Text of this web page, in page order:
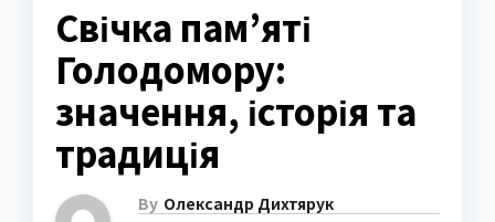
Свічка пам’яті
Голодомору:
значення, історія та
традиція
By Олександр Дихтярук